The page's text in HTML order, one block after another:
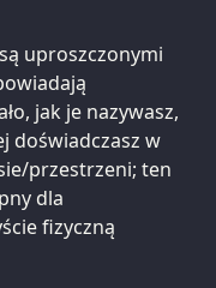
uproszczonymi
jak je nazywasz,
doświadczasz w
przestrzeni; ten
dla
fizyczną